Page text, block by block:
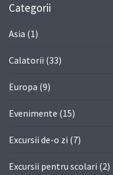
Categorii
Asia (1)
Calatorii (33)
Europa (9)
Evenimente (15)
Excursii de-o zi (7)
Excursii pentru scolari (2)